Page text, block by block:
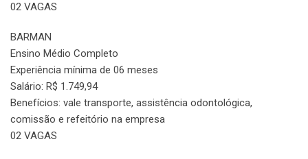
02 VAGAS
BARMAN
Ensino Médio Completo
Experiência mínima de 06 meses
Salário: R$ 1.749,94
Benefícios: vale transporte, assistência odontológica,
comissão e refeitório na empresa
02 VAGAS